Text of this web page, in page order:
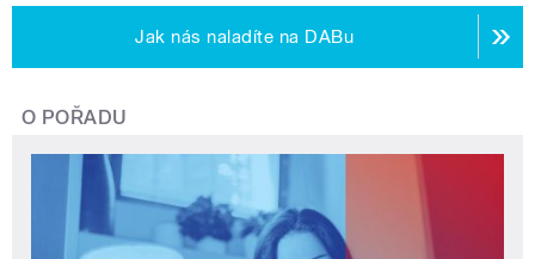
Jak nás naladíte na DABu
O POŘADU